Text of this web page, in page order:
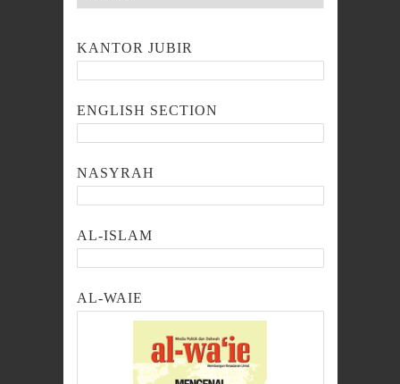
KANTOR JUBIR
ENGLISH SECTION
NASYRAH
AL-ISLAM
AL-WAIE